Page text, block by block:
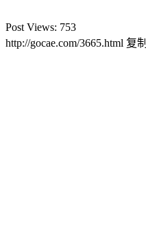
Post Views: 753
http://gocae.com/3665.html 复